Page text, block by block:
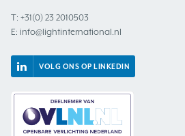
T: +31(0) 23 2010503
E: info@lightinternational.nl
VOLG ONS OP LINKEDIN